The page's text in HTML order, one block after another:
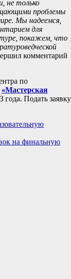
не только
проблемы
Мы надеемся,
для
покажем, что
комментарий
по
«Мастерская
года. Подать заявку
на финальную